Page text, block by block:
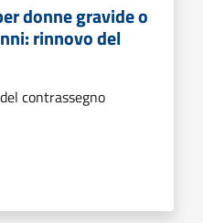
donne gravide o
rinnovo del
contrassegno